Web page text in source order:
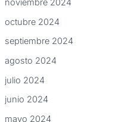
noviembre 2024
octubre 2024
septiembre 2024
agosto 2024
julio 2024
junio 2024
mayo 2024